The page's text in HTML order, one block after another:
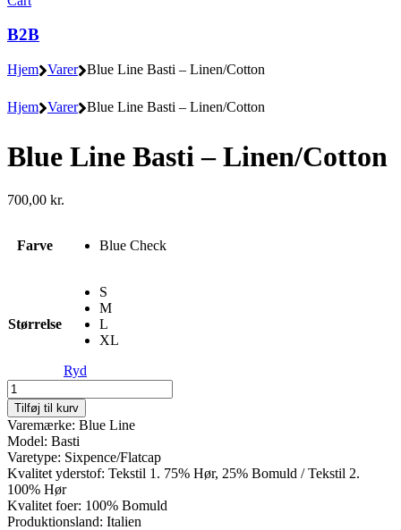
B2B
Hjem Varer Blue Line Basti – Linen/Cotton
Hjem Varer Blue Line Basti – Linen/Cotton
Blue Line Basti – Linen/Cotton
700,00 kr.
Farve Blue Check
Størrelse
S
M
L
XL
Ryd
Blue
Line
Basti
-
Linen/Cotton
antal
Tilføj til kurv
Varemærke: Blue Line
Model: Basti
Varetype: Sixpence/Flatcap
Kvalitet yderstof: Tekstil 1. 75% Hør, 25% Bomuld / Tekstil 2.
100% Hør
Kvalitet foer: 100% Bomuld
Produktionsland: Italien